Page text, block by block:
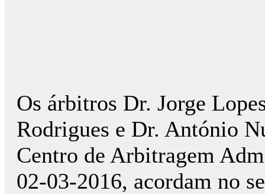
Os árbitros Dr. Jorge
Rodrigues e Dr. António
Centro de Arbitragem
02-03-2016, acordam no